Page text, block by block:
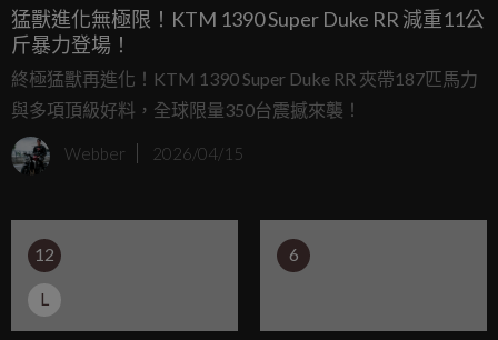
猛獸進化無極限！KTM 1390 Super Duke RR 減重11公
斤暴力登場！
終極猛獸再進化！KTM 1390 Super Duke RR 夾帶187匹馬力
與多項頂級好料，全球限量350台震撼來襲！
Webber 2026/04/15
12
L
6